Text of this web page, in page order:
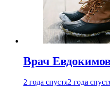
Врач
2 года спустя2 года